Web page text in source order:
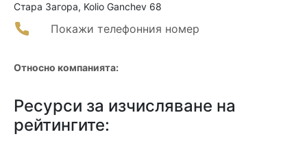
Стара Загора, Kolio Ganchev 68
Покажи телефонния номер
Относно компанията:
Ресурси за изчисляване на
рейтингите: